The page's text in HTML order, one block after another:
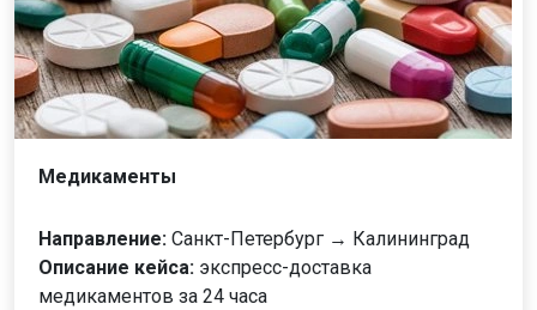
Медикаменты
Направление: Санкт-Петербург → Калининград
Описание кейса: экспресс-доставка
медикаментов за 24 часа